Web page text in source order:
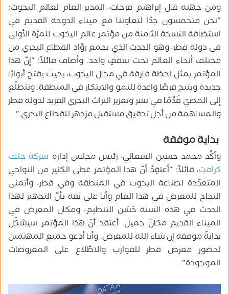
ومن جهته قال إبراهيم فرحات، المدير العام لعالم اليخوت:
“نحن متحمسون جدًا لتعاوننا مع ميناء الدوحة القديم في
استضافة النسخة الثامنة من مؤتمر عالم اليخوت للمرّة الأولى
في دولة قطر، وهو الحدث الذي يجمع روّاد القطاع البحري من
مختلف أنحاء العالم تحت سقفٍ واحد. وأضاف قائلاً: “إنّ هذا
المؤتمر يمثل لحظة فارقة في مجال اليخوت، بحيث يفتح أبوابًا
جديدة ويتيح فرصًا واعدة للنمو والابتكار في المنطقة. ونتطلّع
إلى المضيّ قُدُمًا في نشر وتعزيز التراث البحري الفريد لدولة قطر
والمساهمة من أجل تحقيق مستقبل مزدهر للقطاع البحري.”
بداية موفقة
وأكّد محمد حسين الشعالي، رئيس مجلس إدارة شركة جلف
كرافت، قائلاً: “أعتقِدُ أنّ هذا المؤتمر غطى الكثير من النواحي
المتعدّدة لصناعة اليخوت في المنطقة وفي قطر، وأتمنى
النجاح للمعرض في هذا العام وأنا على ثقة بأنّ التجهيز لهذا
الحدث في هذه السنة حَسَن التنظيم، ومكان المعرض في
الميناء القديم مكانٌ جميل. أعتقد أنّ هذا المؤتمر سيشكّل
بدايةً موفقة إن شاء الله للمعرض. وأنا أدعو جميع المهتمين
لحضور معرض قطر للقوارب والاطّلاع على المعروضات
الموجودة”.